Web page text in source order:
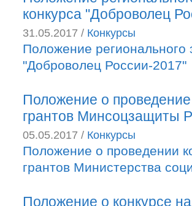
конкурса "Доброволец
31.05.2017 / Конкурсы
Положение регионального
"Доброволец России-2017"
Положение о
грантов Минсоцзащиты
05.05.2017 / Конкурсы
Положение о проведении
грантов Министерства
Положение о конкурсе